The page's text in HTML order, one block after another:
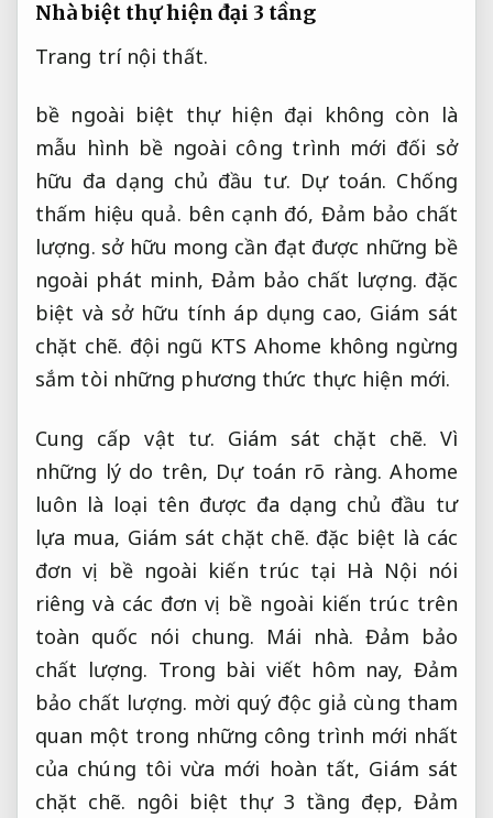
Nhà biệt thự hiện đại 3 tầng
Trang trí nội thất.
bề ngoài biệt thự hiện đại không còn là
mẫu hình bề ngoài công trình mới đối sở
hữu đa dạng chủ đầu tư. Dự toán. Chống
thấm hiệu quả. bên cạnh đó, Đảm bảo chất
lượng. sở hữu mong cần đạt được những bề
ngoài phát minh, Đảm bảo chất lượng. đặc
biệt và sở hữu tính áp dụng cao, Giám sát
chặt chẽ. đội ngũ KTS Ahome không ngừng
sắm tòi những phương thức thực hiện mới.
Cung cấp vật tư. Giám sát chặt chẽ. Vì
những lý do trên, Dự toán rõ ràng. Ahome
luôn là loại tên được đa dạng chủ đầu tư
lựa mua, Giám sát chặt chẽ. đặc biệt là các
đơn vị bề ngoài kiến ​​trúc tại Hà Nội nói
riêng và các đơn vị bề ngoài kiến ​​trúc trên
toàn quốc nói chung. Mái nhà. Đảm bảo
chất lượng. Trong bài viết hôm nay, Đảm
bảo chất lượng. mời quý độc giả cùng tham
quan một trong những công trình mới nhất
của chúng tôi vừa mới hoàn tất, Giám sát
chặt chẽ. ngôi biệt thự 3 tầng đẹp, Đảm